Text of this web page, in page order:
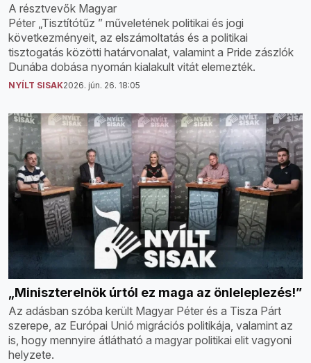
A résztvevők Magyar
Péter „Tisztítótűz ” műveletének politikai és jogi
következményeit, az elszámoltatás és a politikai
tisztogatás közötti határvonalat, valamint a Pride zászlók
Dunába dobása nyomán kialakult vitát elemezték.
NYÍLT SISAK2026. jún. 26. 18:05
„Miniszterelnök úrtól ez maga az önleleplezés!”
Az adásban szóba került Magyar Péter és a Tisza Párt
szerepe, az Európai Unió migrációs politikája, valamint az
is, hogy mennyire átlátható a magyar politikai elit vagyoni
helyzete.